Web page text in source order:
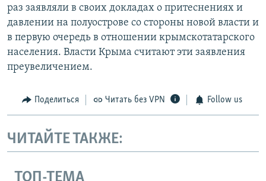
раз заявляли в своих докладах о притеснениях и
давлении на полуострове со стороны новой власти и
в первую очередь в отношении крымскотатарского
населения. Власти Крыма считают эти заявления
преувеличением.
Поделиться Читать без VPN Follow us
ЧИТАЙТЕ ТАКЖЕ: